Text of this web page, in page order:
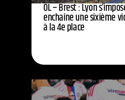
OL – Brest : Lyon
enchaîne une sixième
à la 4e place